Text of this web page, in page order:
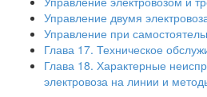
Управление двумя
Управление при
Глава 17. Техническое
Глава 18. Характерные
электровоза на линии и